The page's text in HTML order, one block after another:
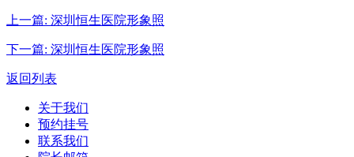
上一篇: 深圳恒生医院形象照
下一篇: 深圳恒生医院形象照
返回列表
关于我们
预约挂号
联系我们